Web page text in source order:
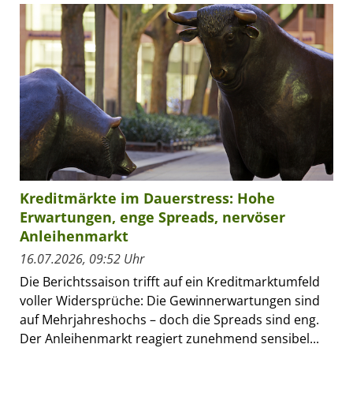
Kreditmärkte im Dauerstress: Hohe
Erwartungen, enge Spreads, nervöser
Anleihenmarkt
16.07.2026, 09:52 Uhr
Die Berichtssaison trifft auf ein Kreditmarktumfeld
voller Widersprüche: Die Gewinnerwartungen sind
auf Mehrjahreshochs – doch die Spreads sind eng.
Der Anleihenmarkt reagiert zunehmend sensibel...